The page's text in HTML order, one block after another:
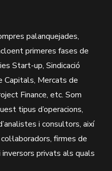
palanquejades,
primeres fases de
Start-up, Sindicació
Capitals, Mercats de
Finance, etc. Som
tipus d’operacions,
i consultors, així
firmes de
privats als quals